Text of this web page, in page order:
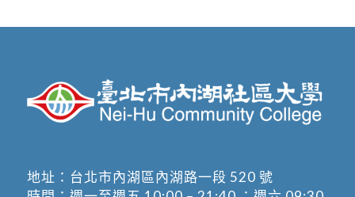
地址： 台北市內湖區內湖路一段 520 號